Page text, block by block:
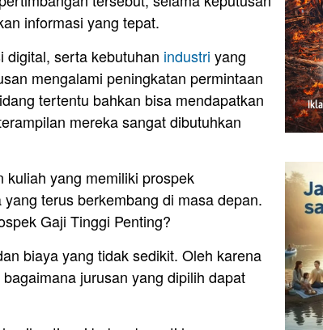
informasi yang tepat.
digital, serta kebutuhan industri yang
mengalami peningkatan permintaan
tertentu bahkan bisa mendapatkan
mereka sangat dibutuhkan
yang memiliki prospek
terus berkembang di masa depan.
Gaji Tinggi Penting?
biaya yang tidak sedikit. Oleh karena
jurusan yang dipilih dapat